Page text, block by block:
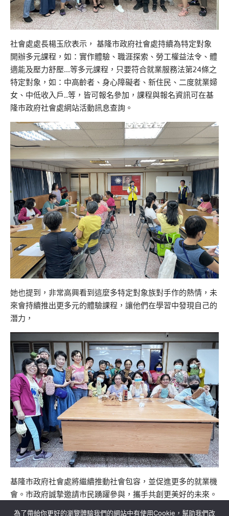
社會處處長楊玉欣表示， 基隆市政府社會處持續為特定對象
開辦多元課程，如：實作體驗、職涯探索、勞工權益法令、體
適能及壓力舒壓…等多元課程，只要符合就業服務法第24條之
特定對象，如：中高齡者、身心障礙者、新住民、二度就業婦
女、中低收入戶..等，皆可報名參加，課程與報名資訊可在基
隆市政府社會處網站活動訊息查詢。
她也提到，非常高興看到這麼多特定對象族對手作的熱情，未
來會持續推出更多元的體驗課程，讓他們在學習中發現自己的
潛力，
基隆市政府社會處將繼續推動社會包容，並促進更多的就業機
會。市政府誠摯邀請市民踴躍參與，攜手共創更美好的未來。
為了帶給你更好的瀏覽體驗我們的網站中有使用Cookie，幫助我們改